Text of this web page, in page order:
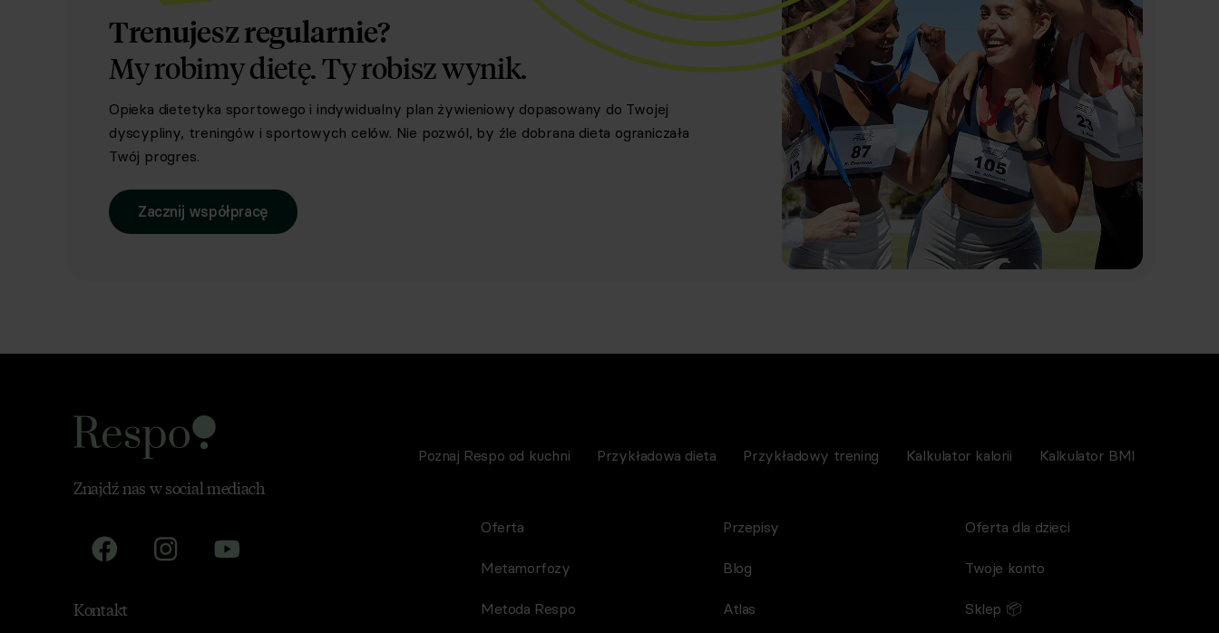
Trenujesz regularnie?
My robimy dietę.Ty robisz wynik.
Opieka dietetyka sportowego i indywidualny plan żywieniowy dopasowany do Twojej
dyscypliny, treningów i sportowych celów. Nie pozwól, by źle dobrana dieta ograniczała
Twój progres.
Zacznij współpracę
Poznaj Respo od kuchni Przykładowa dieta Przykładowy trening Kalkulator kalorii Kalkulator BMI
Znajdź nas w social mediach
Kontakt
Oferta
Metamorfozy
Metoda Respo
Przepisy
Blog
Atlas
Oferta dla dzieci
Twoje konto
Sklep 📦